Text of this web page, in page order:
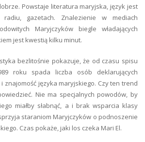
Powstaje literatura maryjska, język jest
gazetach. Znalezienie w mediach
Maryjczyków biegle władających
jest kwestią kilku minut.
bezlitośnie pokazuje, że od czasu spisu
roku spada liczba osób deklarujących
znajomość języka maryjskiego. Czy ten trend
Nie ma specjalnych powodów, by
miałby słabnąć, a i brak wsparcia klasy
staraniom Maryjczyków o podnoszenie
Czas pokaże, jaki los czeka Mari El.